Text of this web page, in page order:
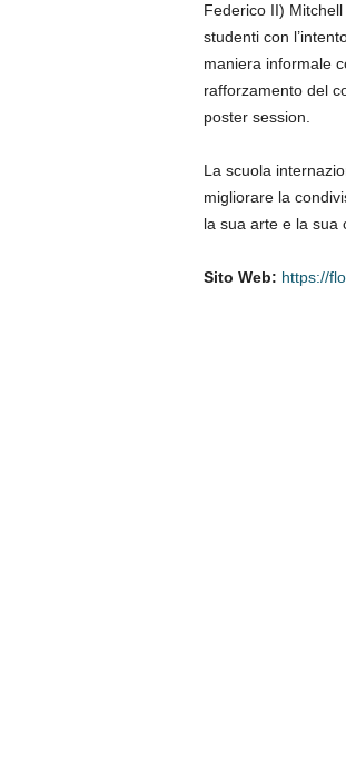
Federico II)
studenti con
maniera informale
rafforzamento del
poster session.
La scuola
migliorare la
la sua arte e la sua
Sito Web: https://